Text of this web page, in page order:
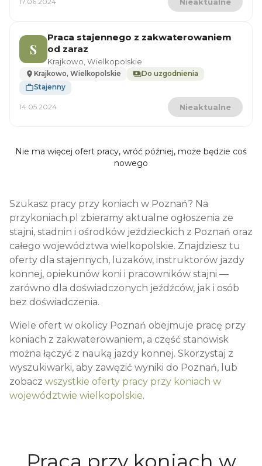
S
Praca stajennego z zakwaterowaniem
od zaraz
Krajkowo, Wielkopolskie
Krajkowo, Wielkopolskie
Do uzgodnienia
Stajenny
14.05.2024 Nieaktualne
Nie ma więcej ofert pracy, wróć później, może będzie coś
nowego
Szukasz pracy przy koniach w Poznań? Na
przykoniach.pl zbieramy aktualne ogłoszenia ze
stajni, stadnin i ośrodków jeździeckich z Poznań oraz
całego województwa wielkopolskie. Znajdziesz tu
oferty dla stajennych, luzaków, instruktorów jazdy
konnej, opiekunów koni i pracowników stajni —
zarówno dla doświadczonych jeźdźców, jak i osób
bez doświadczenia.
Wiele ofert w okolicy Poznań obejmuje pracę przy
koniach z zakwaterowaniem, a część stanowisk
można łączyć z nauką jazdy konnej. Skorzystaj z
wyszukiwarki, aby zawęzić wyniki do Poznań, lub
zobacz wszystkie oferty pracy przy koniach w
województwie wielkopolskie.